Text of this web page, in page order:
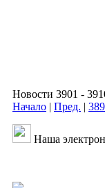
Новости 3901 -
Начало | Пред. | 389
Наша